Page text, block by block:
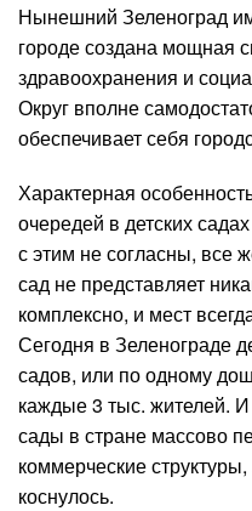
Нынешний Зеленоград
городе создана мощная
здравоохранения и
Округ вполне
обеспечивает себя
Характерная
очередей в детских
с этим не согласны, все
сад не представляет
комплексно, и мест
Сегодня в Зеленограде
садов, или по одному
каждые 3 тыс. жителей. И
сады в стране массово
коммерческие
коснулось.